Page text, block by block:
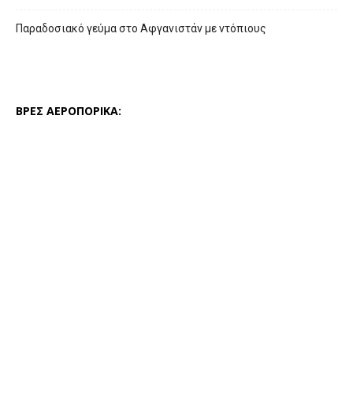
Παραδοσιακό γεύμα στο Αφγανιστάν με ντόπιους
ΒΡΕΣ ΑΕΡΟΠΟΡΙΚΑ: